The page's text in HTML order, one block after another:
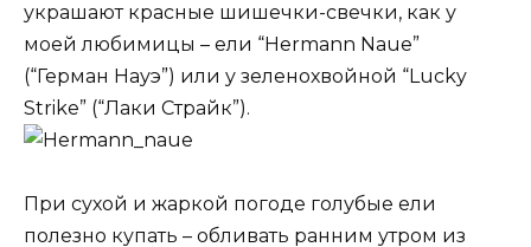
украшают красные шишечки-свечки, как у
моей любимицы – ели “Hermann Naue”
(“Герман Науэ”) или у зеленохвойной “Lucky
Strike” (“Лаки Страйк”).
При сухой и жаркой погоде голубые ели
полезно купать – обливать ранним утром из